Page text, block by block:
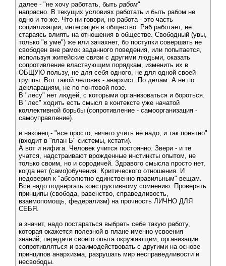
далее - "не хочу работать, быть рабом"
напрасно. В текущих условиях работать и быть рабом не
одно и то же. Что ни говори, но работа - это часть
социализации, интеграция в общество. Раб работает, не
стараясь влиять на отношения в обществе. Свободный (увы,
только "в уме") же или зачахнет, бо поступки совершать не
свободен вне рамок заданного поведения, или попытается,
используя житейские связи с другими людьми, оказать
сопротивление властвующим порядкам, изменить их в
ОБЩУЮ пользу, не для себя одного, не для одной своей
группы. Вот такой человек - анархист. По делам. А не по
декларациям, не по понтовой позе.
В "лесу" нет людей, с которыми организоваться и бороться.
В "лес" ходить есть смысл в контексте уже начатой
коллективной борьбы (сопротивление - самоорганизация -
самоуправление).
и наконец - "все просто, ничего учить не надо, и так понятно"
(входит в "план Б" системы, кстати).
А вот и нифига. Человек учится постоянно. Звери - и те
учатся, надстраивают врожденные инстинкты опытом, не
только своим, но и сородичей. Здравого смысла просто нет,
когда нет (само)обучения. Критического отношения. И
недоверия к "абсолютно единственно правильным" вещам.
Все надо подвергать конструктивному сомнению. Проверять
принципы (свобода, равенство, справедливость,
взаимопомощь, федерализм) на прочность ЛИЧНО ДЛЯ
СЕБЯ.
а значит, надо постараться выбрать себе такую работу,
которая окажется полезной в плане именно усвоения
знаний, передачи своего опыта окружающим, организации
сопротивляться и взаимодействовать с другими на основе
принципов анархизма, разрушать мир несправедливости и
несвободы.